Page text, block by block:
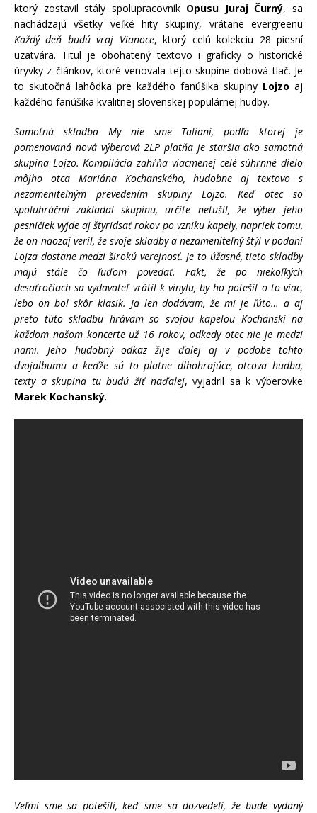
ktorý zostavil stály spolupracovník Opusu Juraj Čurný, sa
nachádzajú všetky veľké hity skupiny, vrátane evergreenu
Každý deň budú vraj Vianoce, ktorý celú kolekciu 28 piesní
uzatvára. Titul je obohatený textovo i graficky o historické
úryvky z článkov, ktoré venovala tejto skupine dobová tlač. Je
to skutočná lahôdka pre každého fanúšika skupiny Lojzo aj
každého fanúšika kvalitnej slovenskej populárnej hudby.
Samotná skladba My nie sme Taliani, podľa ktorej je
pomenovaná nová výberová 2LP platňa je staršia ako samotná
skupina Lojzo. Kompilácia zahŕňa viacmenej celé súhrnné dielo
môjho otca Mariána Kochanského, hudobne aj textovo s
nezameniteľným prevedením skupiny Lojzo. Keď otec so
spoluhráčmi zakladal skupinu, určite netušil, že výber jeho
pesničiek vyjde aj štyridsať rokov po vzniku kapely, napriek tomu,
že on naozaj veril, že svoje skladby a nezameniteľný štýl v podaní
Lojza dostane medzi širokú verejnosť. Je to úžasné, tieto skladby
majú stále čo ľuďom povedať. Fakt, že po niekoľkých
desaťročiach sa vydavateľ vrátil k vinylu, by ho potešil o to viac,
lebo on bol skôr klasik. Ja len dodávam, že mi je ľúto… a aj
preto túto skladbu hrávam so svojou kapelou Kochanski na
každom našom koncerte už 16 rokov, odkedy otec nie je medzi
nami. Jeho hudobný odkaz žije ďalej aj v podobe tohto
dvojalbumu a keďže sú to platne dlhohrajúce, otcova hudba,
texty a skupina tu budú žiť naďalej, vyjadril sa k výberovke
Marek Kochanský.
Veľmi sme sa potešili, keď sme sa dozvedeli, že bude vydaný